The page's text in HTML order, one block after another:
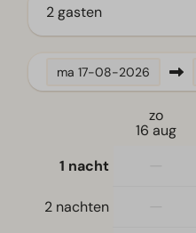
Koelkast
Vaatwasser(s)
Waterkoker
Eenpersoonsbed(den): 8
Wellness
2 gasten
ma 17-08-2026
zo
16 aug
1 nacht
2 nachten